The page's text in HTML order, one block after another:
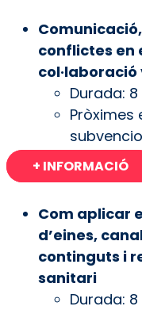
conflictes en
Durada:
Pròximes
+ INFORMACIÓ
Com aplicar
d’eines,
continguts i
sanitari
Durada: